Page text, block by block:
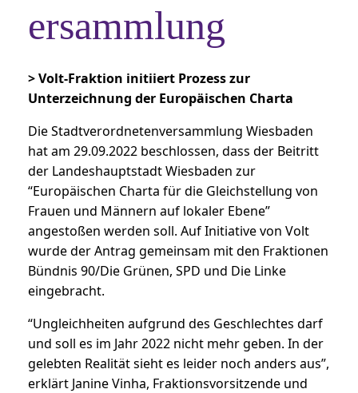
ersammlung
> Volt-Fraktion initiiert Prozess zur
Unterzeichnung der Europäischen Charta
Die Stadtverordnetenversammlung Wiesbaden
hat am 29.09.2022 beschlossen, dass der Beitritt
der Landeshauptstadt Wiesbaden zur
“Europäischen Charta für die Gleichstellung von
Frauen und Männern auf lokaler Ebene”
angestoßen werden soll. Auf Initiative von Volt
wurde der Antrag gemeinsam mit den Fraktionen
Bündnis 90/Die Grünen, SPD und Die Linke
eingebracht.
“Ungleichheiten aufgrund des Geschlechtes darf
und soll es im Jahr 2022 nicht mehr geben. In der
gelebten Realität sieht es leider noch anders aus”,
erklärt Janine Vinha, Fraktionsvorsitzende und